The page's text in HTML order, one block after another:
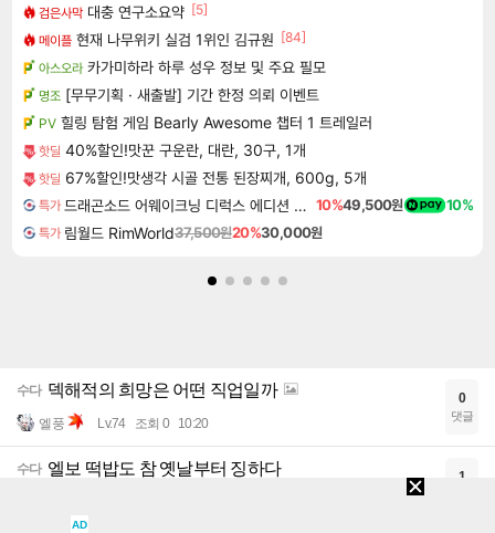
검은사막 대충 연구소요약 [5]
메이플 현재 나무위키 실검 1위인 김규원 [84]
아스오라 카가미하라 하루 성우 정보 및 주요 필모
명조 [무무기획 · 새출발] 기간 한정 의뢰 이벤트
PV 힐링 탐험 게임 Bearly Awesome 챕터 1 트레일러
핫딜 40%할인!맛꾼 구운란, 대란, 30구, 1개
핫딜 67%할인!맛생각 시골 전통 된장찌개, 600g, 5개
특가 드래곤소드 어웨이크닝 디럭스 에디션 DragonSword Awakening Deluxe Edition 10%49,500원 10%
특가 림월드 RimWorld37,500원20%30,000원
수다 덱해적의 희망은 어떤 직업일까
엘풍 Lv.74 조회 0 10:20
0
댓글
수다 엘보 떡밥도 참 옛날부터 징하다 1
AD